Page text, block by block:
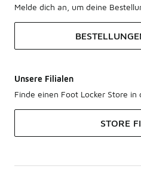
Melde dich an, um deine
Unsere Filialen
Finde einen Foot Locker Store in
STORE